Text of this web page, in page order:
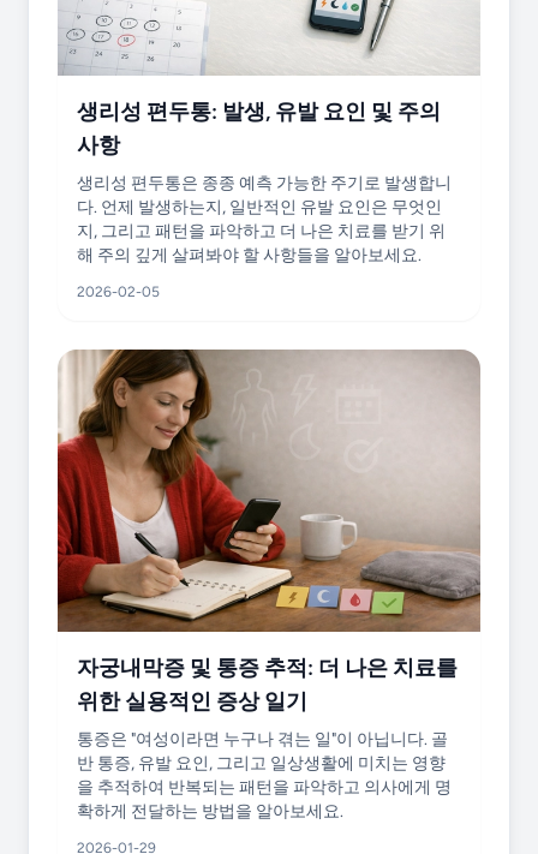
생리성 편두통: 발생, 유발 요인 및 주의
사항
생리성 편두통은 종종 예측 가능한 주기로 발생합니
다. 언제 발생하는지, 일반적인 유발 요인은 무엇인
지, 그리고 패턴을 파악하고 더 나은 치료를 받기 위
해 주의 깊게 살펴봐야 할 사항들을 알아보세요.
2026-02-05
자궁내막증 및 통증 추적: 더 나은 치료를
위한 실용적인 증상 일기
통증은 "여성이라면 누구나 겪는 일"이 아닙니다. 골
반 통증, 유발 요인, 그리고 일상생활에 미치는 영향
을 추적하여 반복되는 패턴을 파악하고 의사에게 명
확하게 전달하는 방법을 알아보세요.
2026-01-29